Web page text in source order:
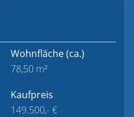
Wohnfläche(ca.)
78,50 m²
Kaufpreis
149.500,- €